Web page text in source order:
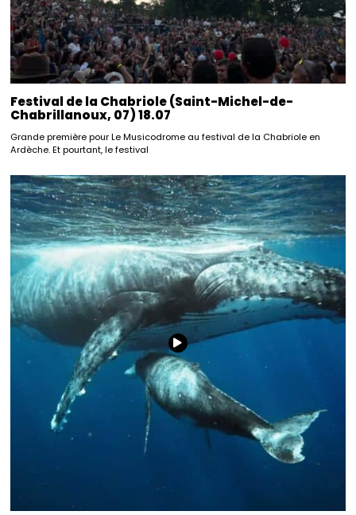
Festival de la Chabriole (Saint-Michel-de-
Chabrillanoux, 07) 18.07
Grande première pour Le Musicodrome au festival de la Chabriole en
Ardèche. Et pourtant, le festival